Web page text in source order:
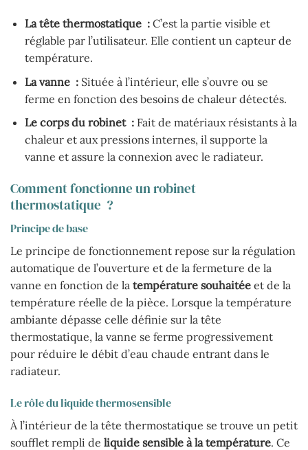
La tête thermostatique :C’est la partie visible et
réglable par l’utilisateur. Elle contient un capteur de
température.
La vanne :Située à l’intérieur, elle s’ouvre ou se
ferme en fonction des besoins de chaleur détectés.
Le corps du robinet :Fait de matériaux résistants à la
chaleur et aux pressions internes, il supporte la
vanne et assure la connexion avec le radiateur.
Comment fonctionne un robinet
thermostatique ?
Principe de base
Le principe de fonctionnement repose sur la régulation
automatique de l’ouverture et de la fermeture de la
vanne en fonction de la température souhaitée et de la
température réelle de la pièce. Lorsque la température
ambiante dépasse celle définie sur la tête
thermostatique, la vanne se ferme progressivement
pour réduire le débit d’eau chaude entrant dans le
radiateur.
Le rôle du liquide thermosensible
À l’intérieur de la tête thermostatique se trouve un petit
soufflet rempli de liquide sensible à la température. Ce